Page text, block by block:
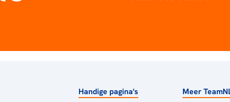
Handige pagina's Meer